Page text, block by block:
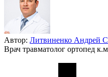
Автор: Литвиненко Андрей
Врач травматолог ортопед